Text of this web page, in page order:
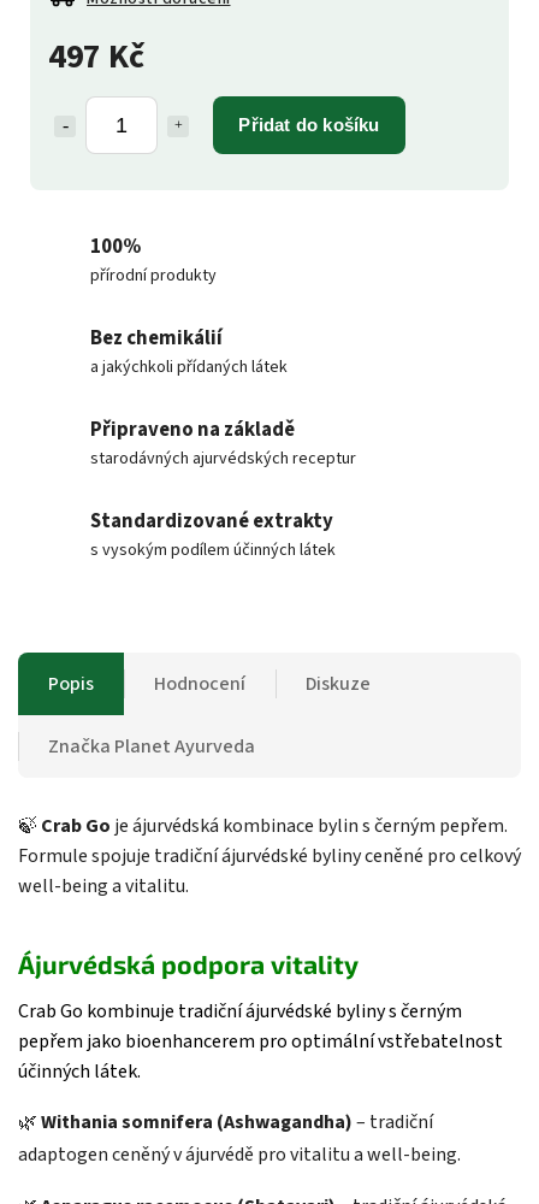
497 Kč
Přidat do košíku
100%
přírodní produkty
Bez chemikálií
a jakýchkoli přídaných látek
Připraveno na základě
starodávných ajurvédských receptur
Standardizované extrakty
s vysokým podílem účinných látek
Popis Hodnocení Diskuze
Značka Planet Ayurveda
🍃 Crab Go je ájurvédská kombinace bylin s černým pepřem.
Formule spojuje tradiční ájurvédské byliny ceněné pro celkový
well-being a vitalitu.
Ájurvédská podpora vitality
Crab Go kombinuje tradiční ájurvédské byliny s černým
pepřem jako bioenhancerem pro optimální vstřebatelnost
účinných látek.
🌿Withania somnifera (Ashwagandha)– tradiční
adaptogen ceněný v ájurvédě pro vitalitu a well-being.